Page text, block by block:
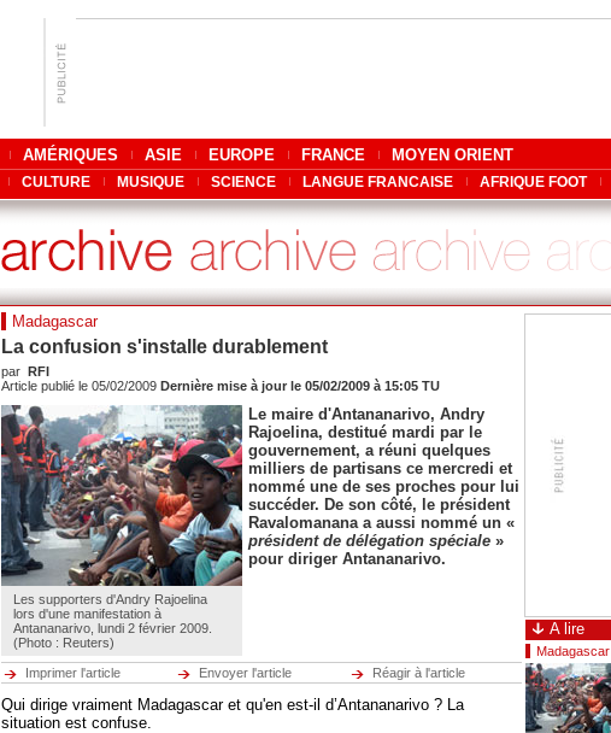
AMÉRIQUES ASIE EUROPE FRANCE MOYEN ORIENT
CULTURE MUSIQUE SCIENCE LANGUE FRANCAISE AFRIQUE FOOT
Madagascar
La confusion s'installe durablement
par RFI
Article publié le 05/02/2009 Dernière mise à jour le 05/02/2009 à 15:05 TU
Les supporters d'Andry Rajoelina
lors d'une manifestation à
Antananarivo, lundi 2 février 2009.
(Photo : Reuters)
Le maire d'Antananarivo, Andry
Rajoelina, destitué mardi par le
gouvernement, a réuni quelques
milliers de partisans ce mercredi et
nommé une de ses proches pour lui
succéder. De son côté, le président
Ravalomanana a aussi nommé un «
président de délégation spéciale »
pour diriger Antananarivo.
Imprimer l'article Envoyer l'article Réagir à l'article
Qui dirige vraiment Madagascar et qu'en est-il d’Antananarivo ? La
situation est confuse.
A lire
Madagascar